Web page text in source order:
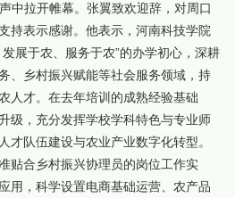
中拉开帷幕。张翼致欢迎辞，对周口
持表示感谢。他表示，河南科技学院
展于农、服务于农”的办学初心，深耕
、乡村振兴赋能等社会服务领域，持
人才。在去年培训的成熟经验基础
级，充分发挥学校学科特色与专业师
才队伍建设与农业产业数字化转型。
贴合乡村振兴协理员的岗位工作实
用，科学设置电商基础运营、农产品